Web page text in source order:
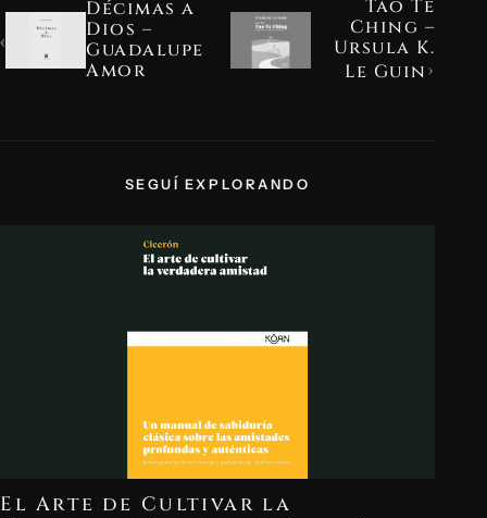
‹
Décimas a
Dios –
Guadalupe
Amor
Tao Te
Ching –
Ursula K.
Le Guin›
SEGUÍ EXPLORANDO
El Arte de Cultivar la